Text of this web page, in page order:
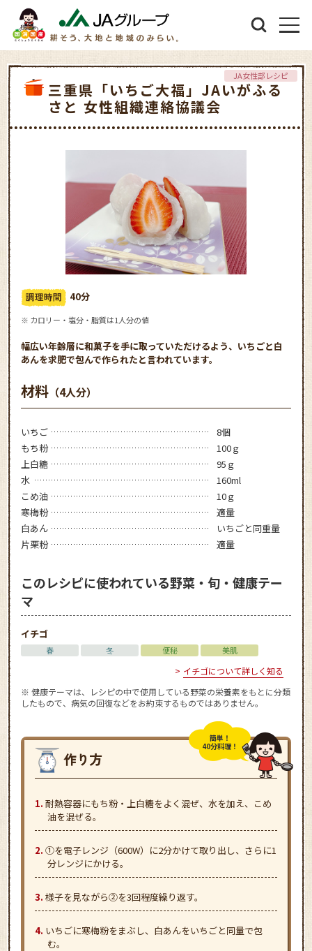
三重県「いちご大福」JAいがふる
さと 女性組織連絡協議会
JA女性部レシピ
40分
※ カロリー・塩分・脂質は1人分の値
幅広い年齢層に和菓子を手に取っていただけるよう、いちごと白
あんを求肥で包んで作られたと言われています。
材料 （4人分）
いちご
8個
もち粉
100ｇ
上白糖
95ｇ
水
160ml
こめ油
10ｇ
寒梅粉
適量
白あん
いちごと同重量
片栗粉
適量
このレシピに使われている野菜・旬・健康テー
マ
イチゴ
春 冬 便秘 美肌
イチゴについて詳しく知る
※ 健康テーマは、レシピの中で使用している野菜の栄養素をもとに分類
したもので、病気の回復などをお約束するものではありません。
簡単！
40分料理！
耐熱容器にもち粉・上白糖をよく混ぜ、水を加え、こめ
油を混ぜる。
①を電子レンジ（600W）に2分かけて取り出し、さらに1
分レンジにかける。
様子を見ながら②を3回程度繰り返す。
いちごに寒梅粉をまぶし、白あんをいちごと同量で包
む。